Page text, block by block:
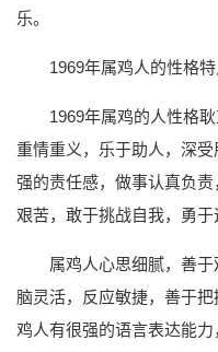
乐。
1969年属鸡人的性格
1969年属鸡的人性格
重情重义，乐于助人，深
强的责任感，做事认真负
艰苦，敢于挑战自我，勇于
属鸡人心思细腻，善
脑灵活，反应敏捷，善于
鸡人有很强的语言表达能